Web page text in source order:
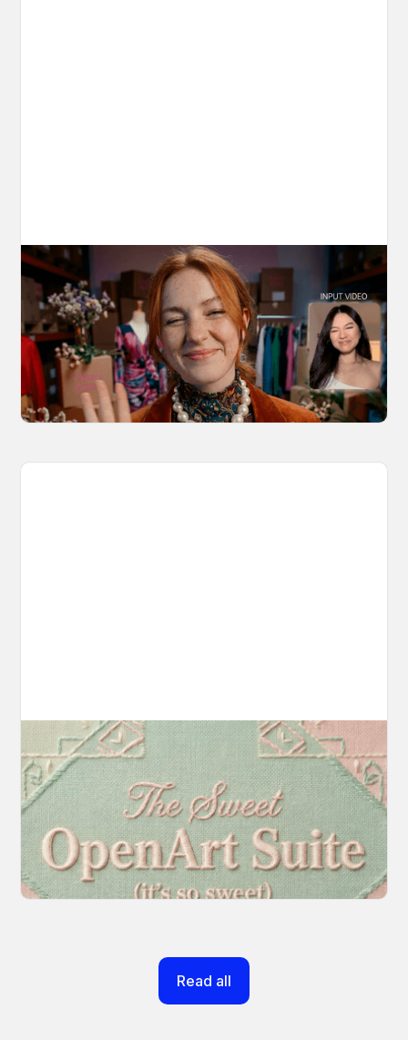
10 Types of Videos You Can Create with
Kling 3.0 Motion Control
Discover 10 video types you can create using
Kling 3.0 Motion Control on OpenArt, from
marketing to storytelling with amazingly
consistent motion and identity.
March 20, 2026
Introducing OpenArt Suite: Create
Without the Chaos
Every tool you need, finally in one place. We
fundamentally rearchitected the OpenArt
creation experience so your workflow finally
moves as fast as your ideas do.
March 20, 2026
Read all